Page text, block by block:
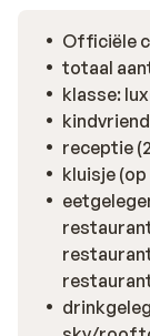
Officiële
totaal
klasse:
receptie
kluisje